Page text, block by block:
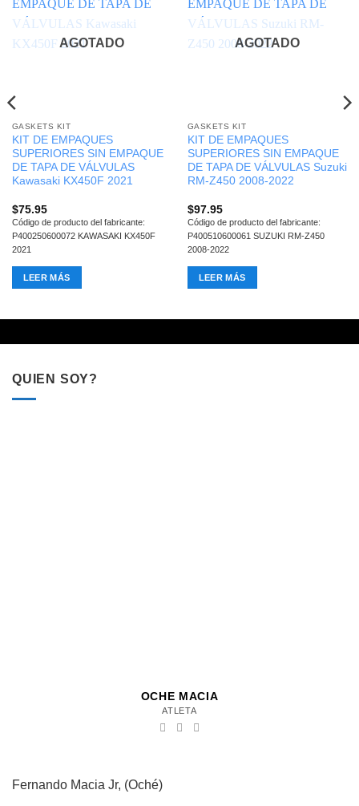
AGOTADO
GASKETS KIT
KIT DE EMPAQUES
SUPERIORES SIN EMPAQUE
DE TAPA DE VÁLVULAS
Kawasaki KX450F 2021
$75.95
Código de producto del fabricante:
P400250600072 KAWASAKI KX450F
2021
LEER MÁS
AGOTADO
GASKETS KIT
KIT DE EMPAQUES
SUPERIORES SIN EMPAQUE
DE TAPA DE VÁLVULAS Suzuki
RM-Z450 2008-2022
$97.95
Código de producto del fabricante:
P400510600061 SUZUKI RM-Z450
2008-2022
LEER MÁS
QUIEN SOY?
OCHE MACIA
ATLETA
Fernando Macia Jr, (Oché)